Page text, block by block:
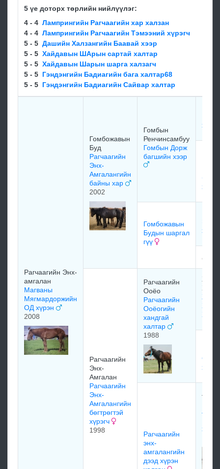
5 үе доторх төрлийн нийлүүлэг:
4 - 4 Лампрингийн Рагчаагийн хар халзан
4 - 4 Лампрингийн Рагчаагийн Тэмээний хүрэгч
5 - 5 Дашийн Халзангийн Баавай хээр
5 - 5 Хайдавын ШАрын сартай халтар
5 - 5 Хайдавын Шарын шарга халзагч
5 - 5 Гэндэнгийн Бадиагийн бага халтар68
5 - 5 Гэндэнгийн Бадиагийн Сайвар халтар
Рагчаагийн Энх-
амгалан
Магваны
Мягмардоржийн
ОД хүрэн
2008
Гомбожавын
Буд
Рагчаагийн
Энх-
Амгалангийн
байны хар
2002
Гомбын
Ренчинсамбуу
Гомбын Дорж
багшийн хээр
хээр
Гомбожавын
Будын шаргал
гүү
Рагчаагийн
Энх-
Амгалан
Рагчаагийн
Энх-
Амгалангийн
бөгтрөгтэй
хүрэгч
1998
Рагчаагийн
Ооёо
Рагчаагийн
Ооёогийн
хандгай
халтар
1988
Хад-
Рагчаагийн
энх-
амгалангийн
дээд хүрэн